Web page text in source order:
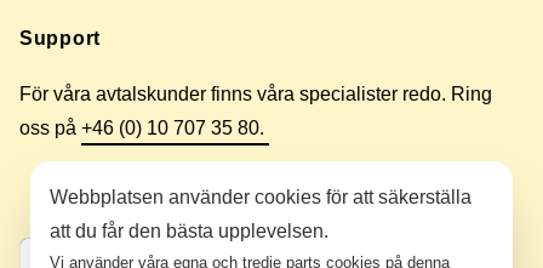
Support
För våra avtalskunder finns våra specialister redo. Ring
oss på +46 (0) 10 707 35 80.
Webbplatsen använder cookies för att säkerställa
att du får den bästa upplevelsen.
Vi använder våra egna och tredje parts cookies på denna